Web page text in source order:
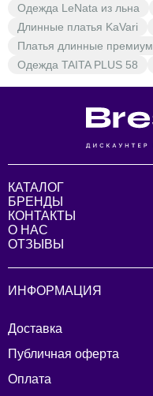
Одежда LeNata из льна
Длинные платья KaVari
Платья длинные премиум
Одежда TAITA PLUS 58
КАТАЛОГ
БРЕНДЫ
КОНТАКТЫ
О НАС
ОТЗЫВЫ
ИНФОРМАЦИЯ
Доставка
Публичная оферта
Оплата